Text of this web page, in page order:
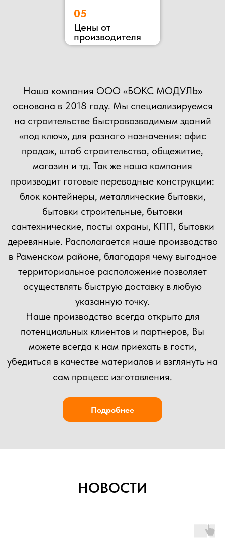
НОВОСТИ
ОСТАВЬТЕ ЗАЯВКУ
НА КОНСУЛЬТАЦИЮ
РАСЧЕТ НАШИМ СПЕЦИАЛИСТАМ!
+7
Прикрепить файл
Загрузить файлы
Согласен(а) сполитикой
конфиденциальности сайта
Отправить